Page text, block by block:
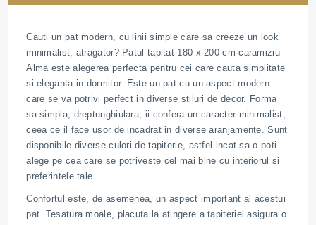
Cauti un pat modern, cu linii simple care sa creeze un look
minimalist, atragator? Patul tapitat 180 x 200 cm caramiziu
Alma este alegerea perfecta pentru cei care cauta simplitate
si eleganta in dormitor. Este un pat cu un aspect modern
care se va potrivi perfect in diverse stiluri de decor. Forma
sa simpla, dreptunghiulara, ii confera un caracter minimalist,
ceea ce il face usor de incadrat in diverse aranjamente. Sunt
disponibile diverse culori de tapiterie, astfel incat sa o poti
alege pe cea care se potriveste cel mai bine cu interiorul si
preferintele tale.
Confortul este, de asemenea, un aspect important al acestui
pat. Tesatura moale, placuta la atingere a tapiteriei asigura o